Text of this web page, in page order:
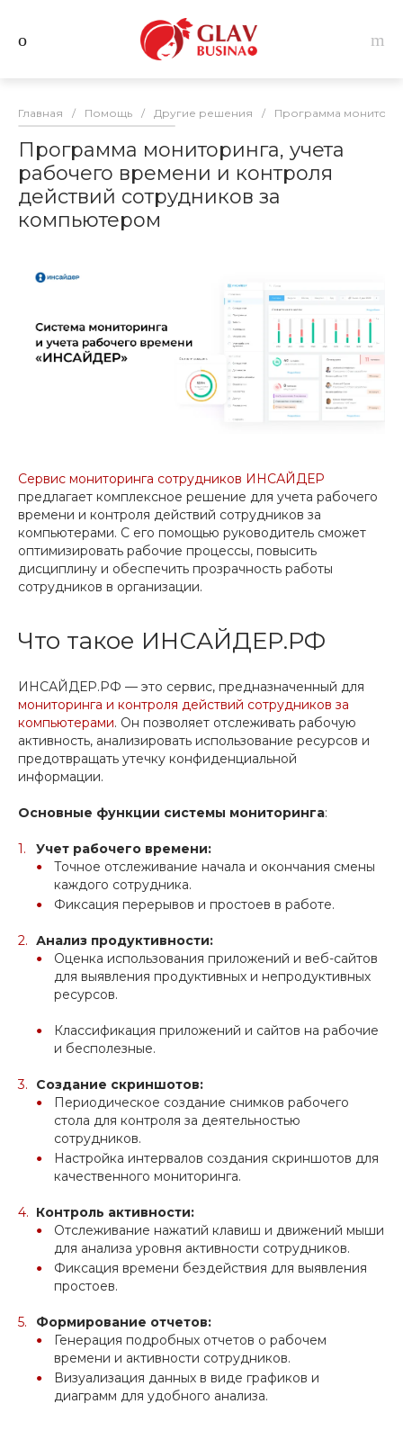
Главная / Помощь / Другие решения / Программа
Программа мониторинга, учета
рабочего времени и контроля
действий сотрудников за
компьютером
Сервис мониторинга сотрудников ИНСАЙДЕР
предлагает комплексное решение для учета рабочего
времени и контроля действий сотрудников за
компьютерами. С его помощью руководитель сможет
оптимизировать рабочие процессы, повысить
дисциплину и обеспечить прозрачность работы
сотрудников в организации.
Что такое ИНСАЙДЕР.РФ
ИНСАЙДЕР.РФ — это сервис, предназначенный для
мониторинга и контроля действий сотрудников за
компьютерами. Он позволяет отслеживать рабочую
активность, анализировать использование ресурсов и
предотвращать утечку конфиденциальной
информации.
Основные функции системы мониторинга:
Учет рабочего времени:
Точное отслеживание начала и окончания смены
каждого сотрудника.
Фиксация перерывов и простоев в работе.
Анализ продуктивности:
Оценка использования приложений и веб-сайтов
для выявления продуктивных и непродуктивных
ресурсов.
Классификация приложений и сайтов на рабочие
и бесполезные.
Создание скриншотов:
Периодическое создание снимков рабочего
стола для контроля за деятельностью
сотрудников.
Настройка интервалов создания скриншотов для
качественного мониторинга.
Контроль активности:
Отслеживание нажатий клавиш и движений мыши
для анализа уровня активности сотрудников.
Фиксация времени бездействия для выявления
простоев.
Формирование отчетов:
Генерация подробных отчетов о рабочем
времени и активности сотрудников.
Визуализация данных в виде графиков и
диаграмм для удобного анализа.